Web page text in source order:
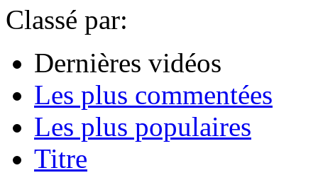
Classé par:
Dernières vidéos
Les plus commentées
Les plus populaires
Titre